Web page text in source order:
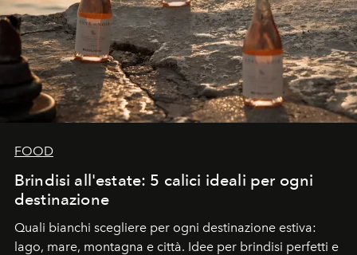
FOOD
Brindisi all'estate: 5 calici ideali per ogni
destinazione
Quali bianchi scegliere per ogni destinazione estiva:
lago, mare, montagna e città. Idee per brindisi perfetti e